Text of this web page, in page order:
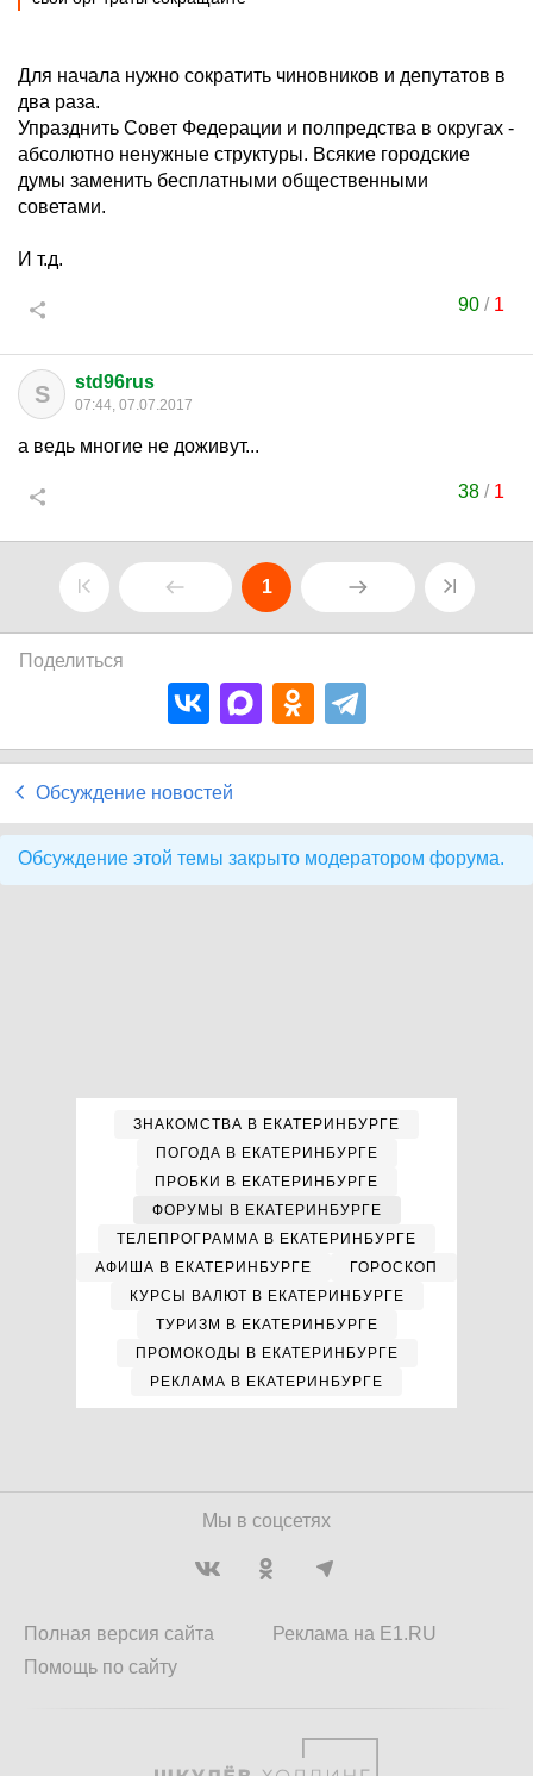
Для начала нужно сократить чиновников и депутатов в
два раза.
Упразднить Совет Федерации и полпредства в округах -
абсолютно ненужные структуры. Всякие городские
думы заменить бесплатными общественными
советами.
И т.д.
90 / 1
S std96rus
07:44, 07.07.2017
а ведь многие не доживут...
38 / 1
1
Поделиться
Обсуждение новостей
Обсуждение этой темы закрыто модератором форума.
ЗНАКОМСТВА В ЕКАТЕРИНБУРГЕ
ПОГОДА В ЕКАТЕРИНБУРГЕ
ПРОБКИ В ЕКАТЕРИНБУРГЕ
ФОРУМЫ В ЕКАТЕРИНБУРГЕ
ТЕЛЕПРОГРАММА В ЕКАТЕРИНБУРГЕ
АФИША В ЕКАТЕРИНБУРГЕ
ГОРОСКОП
КУРСЫ ВАЛЮТ В ЕКАТЕРИНБУРГЕ
ТУРИЗМ В ЕКАТЕРИНБУРГЕ
ПРОМОКОДЫ В ЕКАТЕРИНБУРГЕ
РЕКЛАМА В ЕКАТЕРИНБУРГЕ
Мы в соцсетях
Полная версия сайта
Помощь по сайту
Реклама на E1.RU